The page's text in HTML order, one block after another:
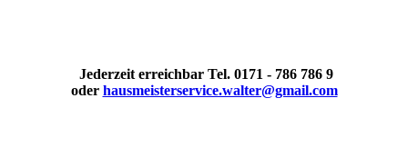
Jederzeit erreichbar Tel. 0171 - 786 786 9
oder hausmeisterservice.walter@gmail.com